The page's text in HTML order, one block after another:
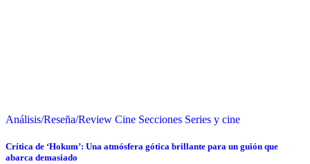
Análisis/Reseña/Review Cine Secciones Series y cine
Crítica de ‘Hokum’: Una atmósfera gótica brillante para un guión que
abarca demasiado